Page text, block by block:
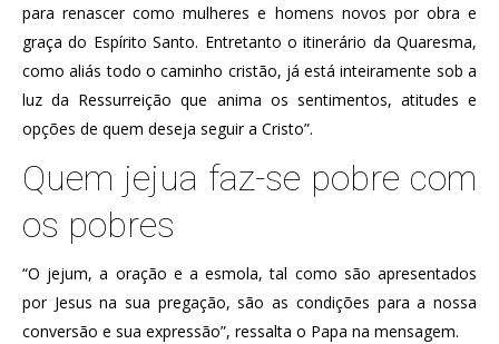
para renascer como mulheres e homens novos por obra e
graça do Espírito Santo. Entretanto o itinerário da Quaresma,
como aliás todo o caminho cristão, já está inteiramente sob a
luz da Ressurreição que anima os sentimentos, atitudes e
opções de quem deseja seguir a Cristo”.
Quem jejua faz-se pobre com
os pobres
“O jejum, a oração e a esmola, tal como são apresentados
por Jesus na sua pregação, são as condições para a nossa
conversão e sua expressão”, ressalta o Papa na mensagem.